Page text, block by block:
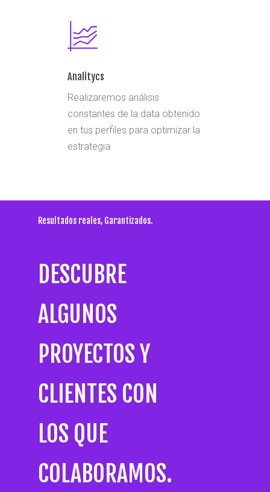
Analitycs
Realizaremos análisis
constantes de la data obtenido
en tus perfiles para optimizar la
estrategia.
Resultados reales, Garantizados.
DESCUBRE
ALGUNOS
PROYECTOSY
CLIENTES CON
LOS QUE
COLABORAMOS.